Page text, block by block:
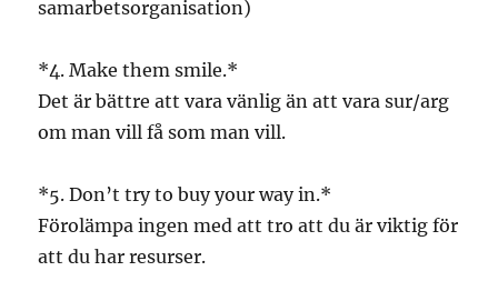
samarbetsorganisation)
*4. Make them smile.*
Det är bättre att vara vänlig än att vara sur/arg
om man vill få som man vill.
*5. Don’t try to buy your way in.*
Förolämpa ingen med att tro att du är viktig för
att du har resurser.